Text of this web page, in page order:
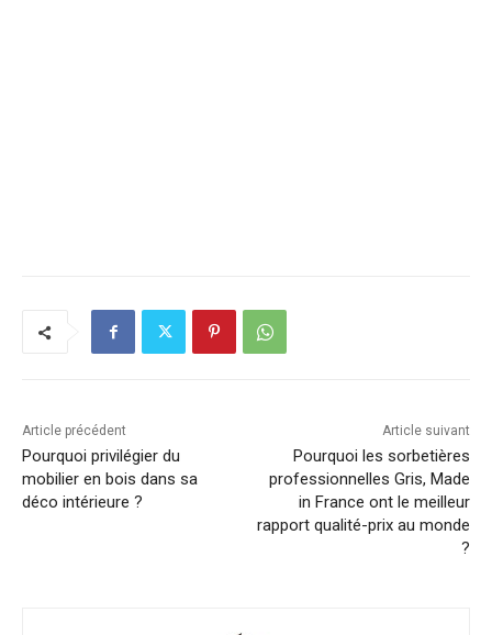
Article précédent
Pourquoi privilégier du
mobilier en bois dans sa
déco intérieure ?
Article suivant
Pourquoi les sorbetières
professionnelles Gris, Made
in France ont le meilleur
rapport qualité-prix au monde
?